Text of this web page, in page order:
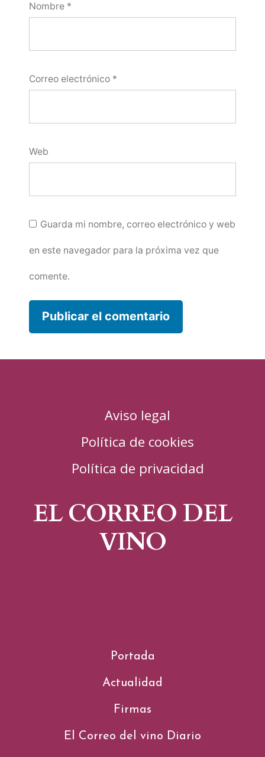
Nombre *
Correo electrónico *
Web
Guarda mi nombre, correo electrónico y web
en este navegador para la próxima vez que
comente.
Aviso legal
Política de cookies
Política de privacidad
EL CORREO DEL
VINO
Portada
Actualidad
Firmas
El Correo del vino Diario